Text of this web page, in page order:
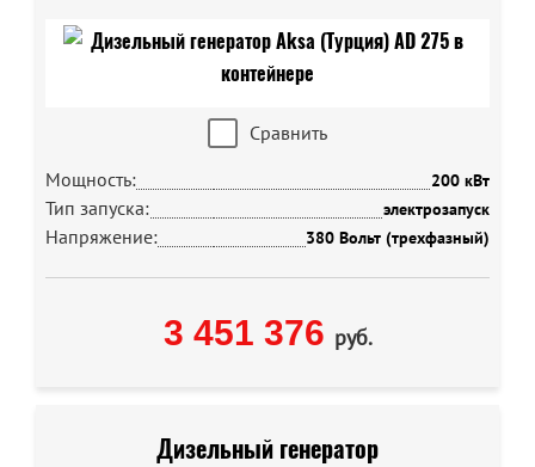
Сравнить
Мощность:
200 кВт
Тип запуска: электрозапуск
Напряжение: 380 Вольт (трехфазный)
3 451 376 руб.
Дизельный генератор